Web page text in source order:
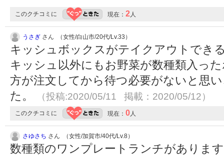
このクチコミに 現在： 2人
うさぎ さん （女性/白山市/20代/Lv.33）
キッシュボックスがテイクアウトでき
キッシュ以外にもお野菜が数種類入っ
方が注文してから待つ必要がないと思
た。
（投稿:2020/05/11 掲載：2020/05/12）
このクチコミに 現在： 0人
さゆさち さん （女性/加賀市/40代/Lv.8）
数種類のワンプレートランチがありま